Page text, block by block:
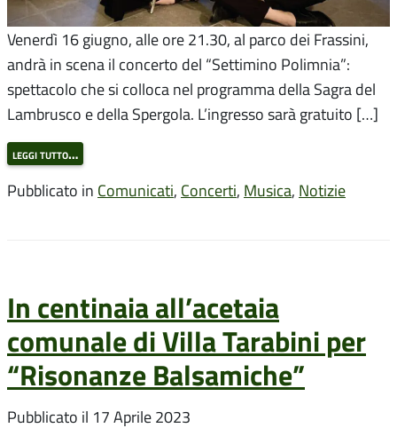
Venerdì 16 giugno, alle ore 21.30, al parco dei Frassini,
andrà in scena il concerto del “Settimino Polimnia”:
spettacolo che si colloca nel programma della Sagra del
Lambrusco e della Spergola. L’ingresso sarà gratuito […]
leggi tutto…
Pubblicato in Comunicati, Concerti, Musica, Notizie
In centinaia all’acetaia
comunale di Villa Tarabini per
“Risonanze Balsamiche”
Pubblicato il 17 Aprile 2023